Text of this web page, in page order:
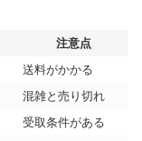
注意点
送料がかかる
混雑と売り切れ
受取条件がある